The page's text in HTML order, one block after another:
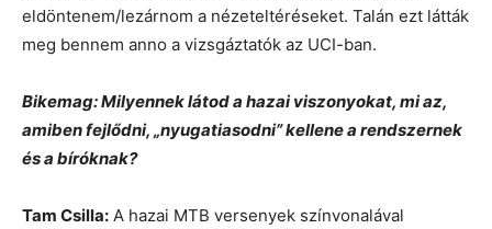
eldöntenem/lezárnom a nézeteltéréseket. Talán ezt látták
meg bennem anno a vizsgáztatók az UCI-ban.
Bikemag: Milyennek látod a hazai viszonyokat, mi az,
amiben fejlődni, „nyugatiasodni” kellene a rendszernek
és a bíróknak?
Tam Csilla: A hazai MTB versenyek színvonalával